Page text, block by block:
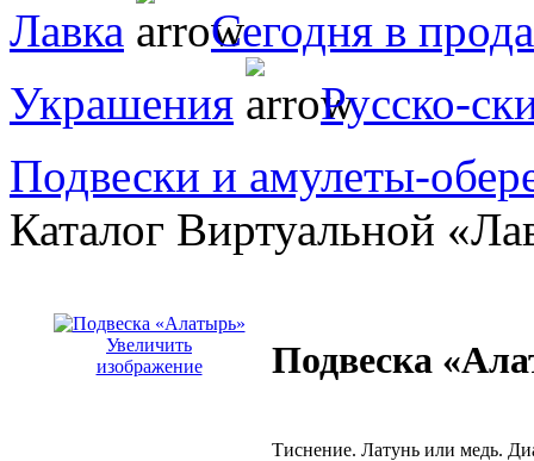
Лавка
Сегодня в
Украшения
Русско-
Подвески и амулеты-
Каталог Виртуальной
Увеличить
изображение
Подвеска
Тиснение. Латунь или медь.